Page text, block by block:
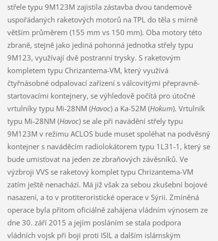
střele typu 9M123M zajistila zástavba dvou tandemově
uspořádaných raketových motorů na TPL do těla s mírně
větším průměrem (155 mm vs 150 mm). Oba motory této
zbraně, stejně jako jediná pohonná jednotka střely typu
9M123, využívají dvě postranní trysky. S raketovým
kompletem typu Chrizantema-VM, který využívá
čtyřnásobné odpalovací zařízení s válcovitými přepravně-
startovacími kontejnery, se výhledově počítá pro útočné
vrtulníky typu Mi-28NM (Havoc) a Ka-52M (Hokum). Vrtulník
typu Mi-28NM (Havoc) se ale při navádění střely typu
9M123M v režimu ACLOS bude muset spoléhat na podvěsný
kontejner s naváděcím radiolokátorem typu 1L31-1, který se
bude umisťovat na jeden ze zbraňových závěsníků. Ve
výzbroji VVS se raketový komplet typu Chrizantema-VM
zatím ještě nenachází. Má již však za sebou zkušební bojové
nasazení, a to v protiteroristické operace v Sýrii. Zmíněná
operace byla přitom oficiálně zahájena vládním výnosem ze
dne 30. září 2015 a jejím posláním se stala podpora
vládních vojsk při boji proti ISIL a dalším islámským